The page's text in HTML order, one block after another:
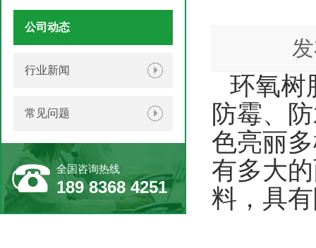
公司动态
行业新闻
常见问题
全国咨询热线
189 8368 4251
环氧树
防霉、
色亮丽
有多大
料，具